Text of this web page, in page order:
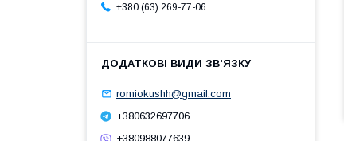
+380 (63) 269-77-06
romiokushh@gmail.com
+380632697706
+380988077639